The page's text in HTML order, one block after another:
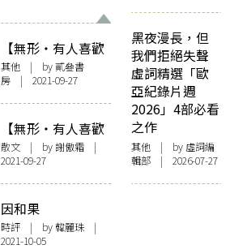
【無形・有人喜歡
黃】另類抗爭——
黃色經濟圈
其他| by 貳叄書
房 | 2021-09-27
【無形・有人喜歡
黃】我的名字，黃
的姓氏
散文| by 謝傲霜 |
2021-09-27
因和果
時評| by韓麗珠|
2021-10-05
黑夜漫長，但
我們拒絕失聲
虛詞精選「歐
亞紀錄片週
2026」4部必看
之作
其他 | by 虛詞編
輯部 | 2026-07-27